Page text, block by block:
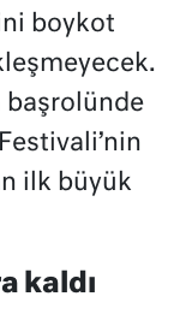
boykot
başrolünde
ilk büyük
kaldı